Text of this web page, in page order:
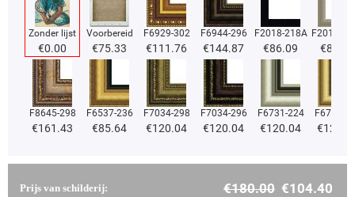
Zonder lijst
€0.00
Voorbereid
€75.33
F6929-302
€111.76
F6944-296
€144.87
F2018-218A
€86.09
F2018-
€86.09
F8645-298
€161.43
F6537-236
€85.64
F7034-298
€120.04
F7034-296
€120.04
F6731-224
€120.04
F6731-
€
Prijs van schilderij: €180.00 €104.40